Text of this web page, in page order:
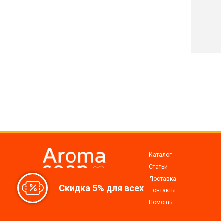
Скидка 5% для всех
Все для мыловарения,
косметики, свечей
Каталог
Статьи
Доставка
Контакты
Помощь